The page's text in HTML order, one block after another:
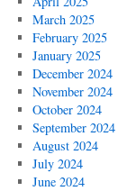
March 2025
February 2025
January 2025
December 2024
November 2024
October 2024
September 2024
August 2024
July 2024
June 2024